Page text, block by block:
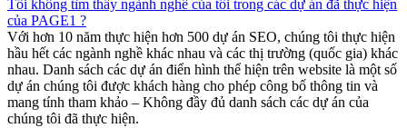
Tôi không tìm thấy ngành nghề của tôi trong các dự án đã thực hiện
của PAGE1 ?
Với hơn 10 năm thực hiện hơn 500 dự án SEO, chúng tôi thực hiện
hầu hết các ngành nghề khác nhau và các thị trường (quốc gia) khác
nhau. Danh sách các dự án điển hình thể hiện trên website là một số
dự án chúng tôi được khách hàng cho phép công bố thông tin và
mang tính tham khảo – Không đầy đủ danh sách các dự án của
chúng tôi đã thực hiện.